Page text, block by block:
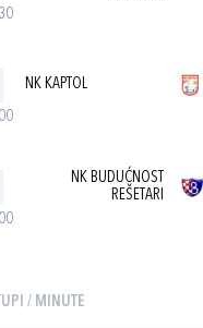
NK KAPTOL
NK BUDUĆNOST
REŠETARI
/ MINUTE